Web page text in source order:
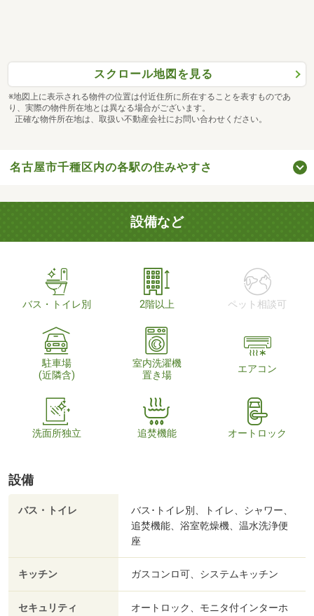
スクロール地図を見る
※地図上に表示される物件の位置は付近住所に所在することを表すものであ
り、実際の物件所在地とは異なる場合がございます。
正確な物件所在地は、取扱い不動産会社にお問い合わせください。
名古屋市千種区内の各駅の住みやすさ
設備など
バス・トイレ別 2階以上 ペット相談可
駐車場
(近隣含)
室内洗濯機
置き場
エアコン
洗面所独立 追焚機能 オートロック
設備
バス・トイレ
バス･トイレ別、トイレ、シャワー、
追焚機能、浴室乾燥機、温水洗浄便
座
キッチン ガスコンロ可、システムキッチン
セキュリティ
オートロック、モニタ付インターホ